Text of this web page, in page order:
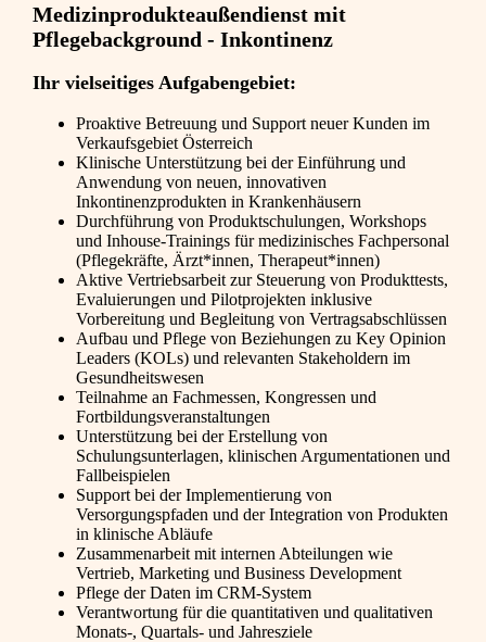
Medizinprodukteaußendienst mit
Pflegebackground - Inkontinenz
Ihr vielseitiges Aufgabengebiet:
Proaktive Betreuung und Support neuer Kunden im
Verkaufsgebiet Österreich
Klinische Unterstützung bei der Einführung und
Anwendung von neuen, innovativen
Inkontinenzprodukten in Krankenhäusern
Durchführung von Produktschulungen, Workshops
und Inhouse-Trainings für medizinisches Fachpersonal
(Pflegekräfte, Ärzt*innen, Therapeut*innen)
Aktive Vertriebsarbeit zur Steuerung von Produkttests,
Evaluierungen und Pilotprojekten inklusive
Vorbereitung und Begleitung von Vertragsabschlüssen
Aufbau und Pflege von Beziehungen zu Key Opinion
Leaders (KOLs) und relevanten Stakeholdern im
Gesundheitswesen
Teilnahme an Fachmessen, Kongressen und
Fortbildungsveranstaltungen
Unterstützung bei der Erstellung von
Schulungsunterlagen, klinischen Argumentationen und
Fallbeispielen
Support bei der Implementierung von
Versorgungspfaden und der Integration von Produkten
in klinische Abläufe
Zusammenarbeit mit internen Abteilungen wie
Vertrieb, Marketing und Business Development
Pflege der Daten im CRM-System
Verantwortung für die quantitativen und qualitativen
Monats-, Quartals- und Jahresziele